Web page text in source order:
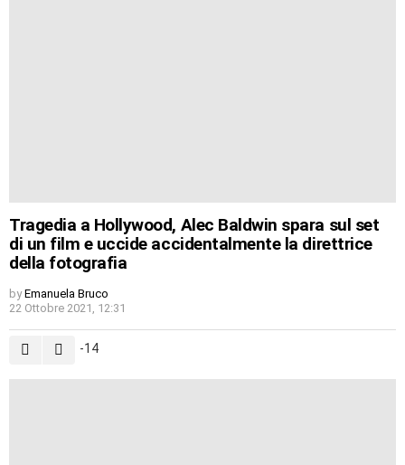
Tragedia a Hollywood, Alec Baldwin spara sul set
di un film e uccide accidentalmente la direttrice
della fotografia
by Emanuela Bruco
22 Ottobre 2021, 12:31
-14